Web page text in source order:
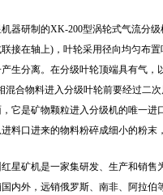
器研制的XK-200型涡轮式气流分
接在轴上)，叶轮采用径向均匀布
生分离。在分级叶轮顶端具有气
混合物料进入分级叶轮前要经过二
它是矿物颗粒进入分级机的唯一
料口进来的物料粉碎成细小的粉
星矿机是一家集研发、生产和销售
内外，远销俄罗斯、南非、阿拉